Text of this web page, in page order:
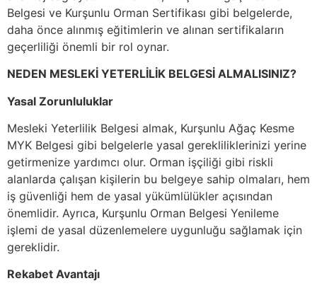
Belgesi ve Kurşunlu Orman Sertifikası gibi belgelerde,
daha önce alınmış eğitimlerin ve alınan sertifikaların
geçerliliği önemli bir rol oynar.
NEDEN MESLEKİ YETERLİLİK BELGESİ ALMALISINIZ?
Yasal Zorunluluklar
Mesleki Yeterlilik Belgesi almak, Kurşunlu Ağaç Kesme
MYK Belgesi gibi belgelerle yasal gerekliliklerinizi yerine
getirmenize yardımcı olur. Orman işçiliği gibi riskli
alanlarda çalışan kişilerin bu belgeye sahip olmaları, hem
iş güvenliği hem de yasal yükümlülükler açısından
önemlidir. Ayrıca, Kurşunlu Orman Belgesi Yenileme
işlemi de yasal düzenlemelere uygunluğu sağlamak için
gereklidir.
Rekabet Avantajı